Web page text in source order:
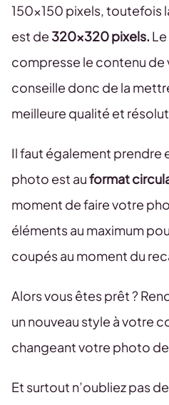
150×150 pixels, toutefois
est de 320×320 pixels.
compresse le contenu de
conseille donc de la
meilleure qualité et
Il faut également prendre
photo est auformat
moment de faire votre
éléments au maximum
coupés au moment du
Alors vous êtes prêt ?
un nouveau style à votre
changeant votre photo
Et surtout n’oubliez pas